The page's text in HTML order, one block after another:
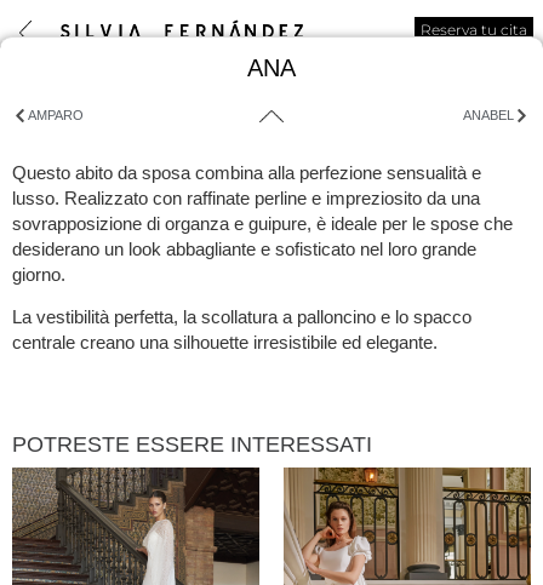
Reserva tu cita
AMPARO ANABEL
ANA
Questo abito da sposa combina alla perfezione sensualità e
lusso. Realizzato con raffinate perline e impreziosito da una
sovrapposizione di organza e guipure, è ideale per le spose che
desiderano un look abbagliante e sofisticato nel loro grande
giorno.
La vestibilità perfetta, la scollatura a palloncino e lo spacco
centrale creano una silhouette irresistibile ed elegante.
POTRESTE ESSERE INTERESSATI